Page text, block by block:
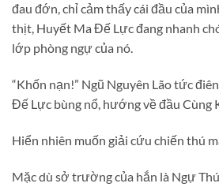
đau đớn, chỉ cảm thấy cái đầu của
thịt, Huyết Ma Đế Lực đang nhanh
lớp phòng ngự của nó.
“Khốn nạn!” Ngũ Nguyên Lão tức
Đế Lực bùng nổ, hướng về đầu Cùng
Hiển nhiên muốn giải cứu chiến thú
Mặc dù sở trường của hắn là Ngự